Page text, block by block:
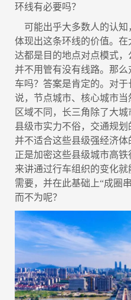
环线有必要吗？
可能出乎大多数人的认知
体现出这条环线的价值。
达都是目的地点对点模式，
并不用管有没有线路。那
车吗？答案是肯定的。对
说，节点城市、核心城市
区域不同，长三角除了大
县级市实力不俗，交通规
并不适合这些县级强经济体
正是加密这些县级城市高
来讲通过行车组织的变化
需要，并在此基础上“成圈
而不为呢？